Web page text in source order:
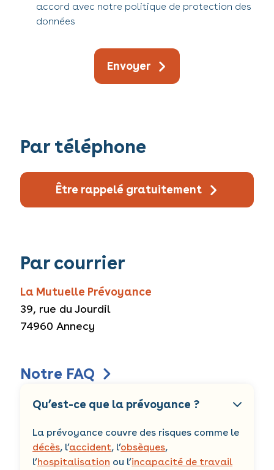
accord avec notre politique de protection des
données
Envoyer
Par téléphone
Être rappelé gratuitement
Par courrier
La Mutuelle Prévoyance
39, rue du Jourdil
74960 Annecy
Notre FAQ
Qu’est-ce que la prévoyance ?
La prévoyance couvre des risques comme le
décès, l’accident, l’obsèques,
l’hospitalisation ou l’incapacité de travail